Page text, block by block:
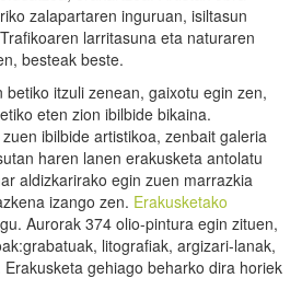
zalapartaren inguruan, isiltasun
larritasuna eta naturaren
besteak beste.
itzuli zenean, gaixotu egin zen,
eten zion ibilbide bikaina.
ibilbide artistikoa, zenbait galeria
haren lanen erakusketa antolatu
aldizkarirako egin zuen marrazkia
izango zen. Erakusketako
Aurorak 374 olio-pintura egin zituen,
litografiak, argizari-lanak,
gehiago beharko dira horiek